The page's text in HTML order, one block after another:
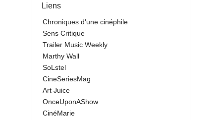
Liens
Chroniques d'une cinéphile
Sens Critique
Trailer Music Weekly
Marthy Wall
SoLstel
CineSeriesMag
Art Juice
OnceUponAShow
CinéMarie